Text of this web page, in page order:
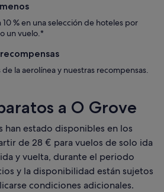
10 % en una selección de hoteles por
un vuelo.*
la aerolínea y nuestras recompensas.
a O Grove
han estado disponibles en los
de 28 € para vuelos de solo ida
y vuelta, durante el periodo
y la disponibilidad están sujetos
condiciones adicionales.